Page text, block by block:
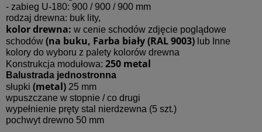
- zabieg U-180: 900 / 900 / 900 mm
rodzaj drewna: buk lity,
kolor drewna: w cenie schodów zdjęcie poglądowe
schodów (na buku, Farba biały (RAL 9003) lub Inne
kolory do wyboru z palety kolorów drewna
Konstrukcja modułowa: 250 metal
Balustrada jednostronna
słupki (metal) 25 mm
wpuszczane w stopnie / co drugi
wypełnienie pręty stal nierdzewna (5 szt.)
pochwyt drewno 50 mm